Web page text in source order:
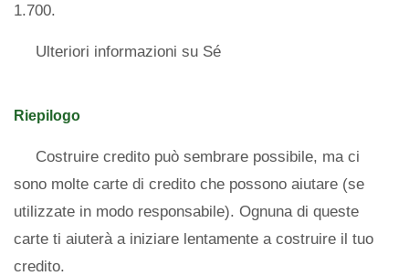
1.700.
Ulteriori informazioni su Sé
Riepilogo
Costruire credito può sembrare possibile, ma ci
sono molte carte di credito che possono aiutare (se
utilizzate in modo responsabile). Ognuna di queste
carte ti aiuterà a iniziare lentamente a costruire il tuo
credito.